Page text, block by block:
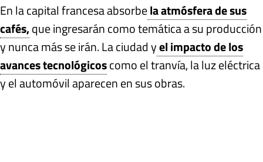
En la capital francesa absorbela atmósfera de sus
cafés,que ingresarán como temática a su producción
y nunca más se irán. La ciudad yel impacto de los
avances tecnológicoscomo el tranvía, la luz eléctrica
y el automóvil aparecen en sus obras.